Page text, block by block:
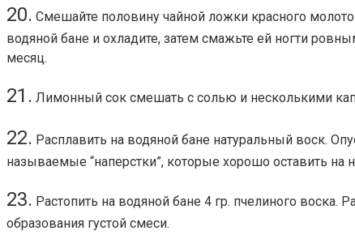
20. Смешайте половину чайной ложки красного
водяной бане и охладите, затем смажьте ей ногти
месяц.
21. Лимонный сок смешать с солью и несколькими
22. Расплавить на водяной бане натуральный воск.
называемые “наперстки”, которые хорошо оставить на
23. Растопить на водяной бане 4 гр. пчелиного
образования густой смеси.